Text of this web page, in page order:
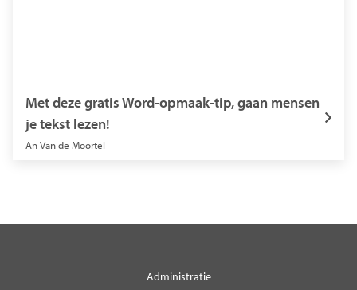
Met deze gratis Word-opmaak-tip, gaan mensen
je tekst lezen!
An Van de Moortel
Administratie